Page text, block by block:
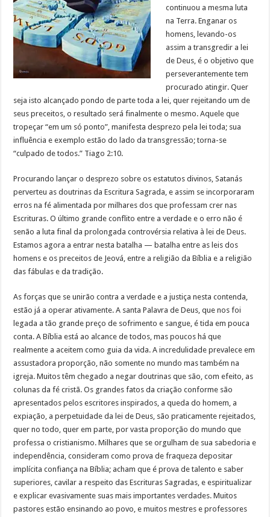
continuou a mesma luta
na Terra. Enganar os
homens, levando-os
assim a transgredir a lei
de Deus, é o objetivo que
perseverantemente tem
procurado atingir. Quer
seja isto alcançado pondo de parte toda a lei, quer rejeitando um de
seus preceitos, o resultado será finalmente o mesmo. Aquele que
tropeçar “em um só ponto”, manifesta desprezo pela lei toda; sua
influência e exemplo estão do lado da transgressão; torna-se
“culpado de todos.” Tiago 2:10.
Procurando lançar o desprezo sobre os estatutos divinos, Satanás
perverteu as doutrinas da Escritura Sagrada, e assim se incorporaram
erros na fé alimentada por milhares dos que professam crer nas
Escrituras. O último grande conflito entre a verdade e o erro não é
senão a luta final da prolongada controvérsia relativa à lei de Deus.
Estamos agora a entrar nesta batalha — batalha entre as leis dos
homens e os preceitos de Jeová, entre a religião da Bíblia e a religião
das fábulas e da tradição.
As forças que se unirão contra a verdade e a justiça nesta contenda,
estão já a operar ativamente. A santa Palavra de Deus, que nos foi
legada a tão grande preço de sofrimento e sangue, é tida em pouca
conta. A Bíblia está ao alcance de todos, mas poucos há que
realmente a aceitem como guia da vida. A incredulidade prevalece em
assustadora proporção, não somente no mundo mas também na
igreja. Muitos têm chegado a negar doutrinas que são, com efeito, as
colunas da fé cristã. Os grandes fatos da criação conforme são
apresentados pelos escritores inspirados, a queda do homem, a
expiação, a perpetuidade da lei de Deus, são praticamente rejeitados,
quer no todo, quer em parte, por vasta proporção do mundo que
professa o cristianismo. Milhares que se orgulham de sua sabedoria e
independência, consideram como prova de fraqueza depositar
implícita confiança na Bíblia; acham que é prova de talento e saber
superiores, cavilar a respeito das Escrituras Sagradas, e espiritualizar
e explicar evasivamente suas mais importantes verdades. Muitos
pastores estão ensinando ao povo, e muitos mestres e professores